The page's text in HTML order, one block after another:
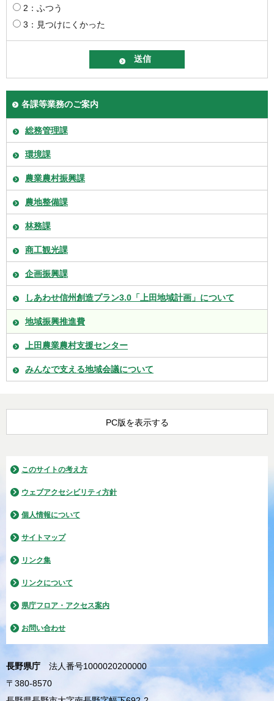
2：ふつう
3：見つけにくかった
各課等業務のご案内
総務管理課
環境課
農業農村振興課
農地整備課
林務課
商工観光課
企画振興課
しあわせ信州創造プラン3.0「上田地域計画」について
地域振興推進費
上田農業農村支援センター
みんなで支える地域会議について
PC版を表示する
このサイトの考え方
ウェブアクセシビリティ方針
個人情報について
サイトマップ
リンク集
リンクについて
県庁フロア・アクセス案内
お問い合わせ
長野県庁
法人番号1000020200000
〒380-8570